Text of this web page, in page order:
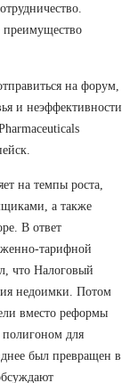
преимущество
на форум,
и неэффективности
на темпы роста,
а также
В ответ
тарифной
что Налоговый
недоимки. Потом
вместо реформы
для
был превращен в